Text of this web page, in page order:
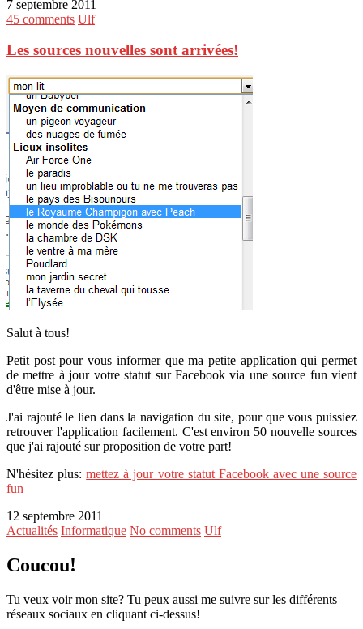
7 septembre 2011
45 comments Ulf
Les sources nouvelles sont arrivées!
Salut à tous!
Petit post pour vous informer que ma petite application qui permet
de mettre à jour votre statut sur Facebook via une source fun vient
d'être mise à jour.
J'ai rajouté le lien dans la navigation du site, pour que vous puissiez
retrouver l'application facilement. C'est environ 50 nouvelle sources
que j'ai rajouté sur proposition de votre part!
N'hésitez plus:mettez à jour votre statut Facebook avec une source
fun
12 septembre 2011
Actualités Informatique No comments Ulf
Coucou!
Tu veux voir mon site? Tu peux aussi me suivre sur les différents
réseaux sociaux en cliquant ci-dessus!